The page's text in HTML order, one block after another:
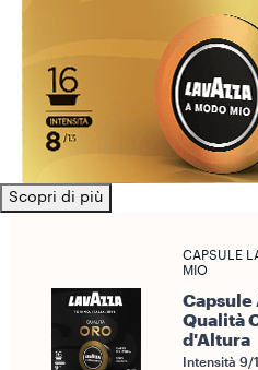
Scopri di più
CAPSULE
MIO
Capsule
Qualità
d'Altura
Intensità 9/